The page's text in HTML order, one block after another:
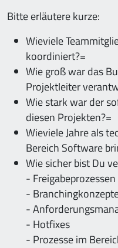
Bitte erläutere kurze:
Wieviele
koordiniert?=
Wie groß war das
Projektleiter
Wie stark war der
diesen Projekten?=
Wieviele Jahre als
Bereich Software
Wie sicher bist Du
- Freigabeprozessen
-
-
- Hotfixes
- Prozesse im